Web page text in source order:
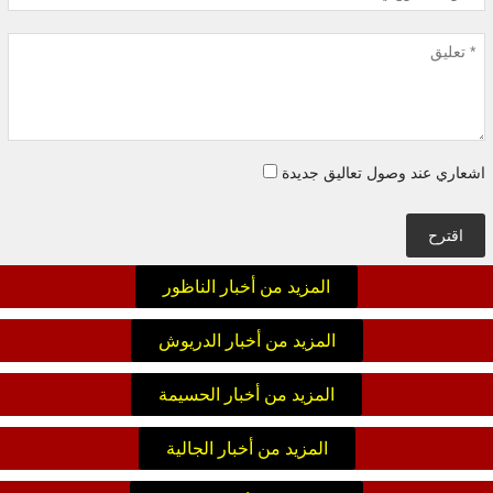
اشعاري عند وصول تعاليق جديدة
اقترح
المزيد من أخبار الناظور
المزيد من أخبار الدريوش
المزيد من أخبار الحسيمة
المزيد من أخبار الجالية